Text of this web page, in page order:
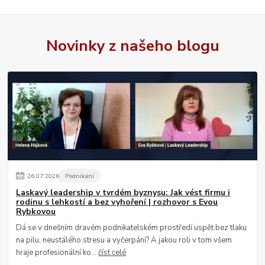
Novinky z našeho blogu
26.07.2026 Podnikání
Laskavý leadership v tvrdém byznysu: Jak vést firmu i
rodinu s lehkostí a bez vyhoření | rozhovor s Evou
Rybkovou
Dá se v dnešním dravém podnikatelském prostředí uspět bez tlaku
na pilu, neustálého stresu a vyčerpání? A jakou roli v tom všem
hraje profesionální ko...číst celé